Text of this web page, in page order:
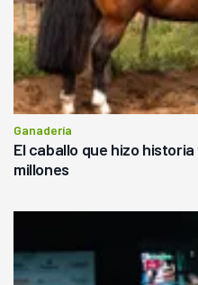
Ganadería
El caballo que hizo
millones